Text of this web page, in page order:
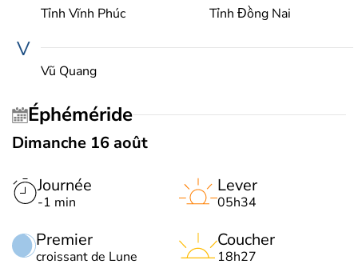
Tỉnh Vĩnh Phúc
Tỉnh Đồng Nai
V
Vũ Quang
Éphéméride
Dimanche 16 août
Journée
-1 min
Premier
croissant de Lune
Lever
05h34
Coucher
18h27